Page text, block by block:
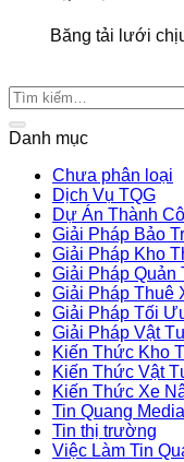
Băng tải lưới
Danh mục
Chưa phân loại
Dịch Vụ TQG
Dự Án Thành
Giải Pháp Bảo
Giải Pháp Kho
Giải Pháp Quản
Giải Pháp Thuê
Giải Pháp Tối
Giải Pháp Vật
Kiến Thức Kho
Kiến Thức Vật
Kiến Thức Xe
Tin Quang Media
Tin thị trường
Việc Làm Tin